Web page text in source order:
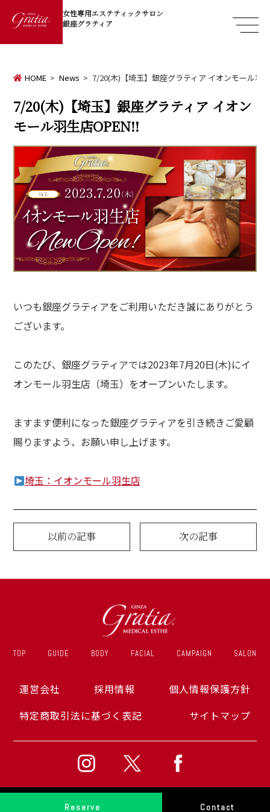
女性専用エステティックサロン
銀座グラティア
バストアップ・ボディメイクメニュー
一覧
る質問
Reserve Contact
HOME News 7/20(木)【埼玉】銀座グラティア イオンモール羽
7/20(木)【埼玉】銀座グラティア イオン
モール羽生店OPEN!!
いつも銀座グラティアをご利用いただき誠にありがとう
ございます。
このたび、銀座グラティアでは2023年7月20日(木)にイ
オンモール羽生店（埼玉）をオープンいたします。
ますます便利になった銀座グラティアを引き続きご愛顧
賜りますよう、お願い申し上げます。
埼玉：イオンモール羽生店
以前の記事 次の記事
TOP GUIDE BODY FACIAL CAMPAIGN SALON
運営会社 採用情報
個人情報保護方針
特定商取引法に基づく表記
サイトマップ